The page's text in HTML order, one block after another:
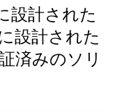
設計された
設計された
済みのソリ